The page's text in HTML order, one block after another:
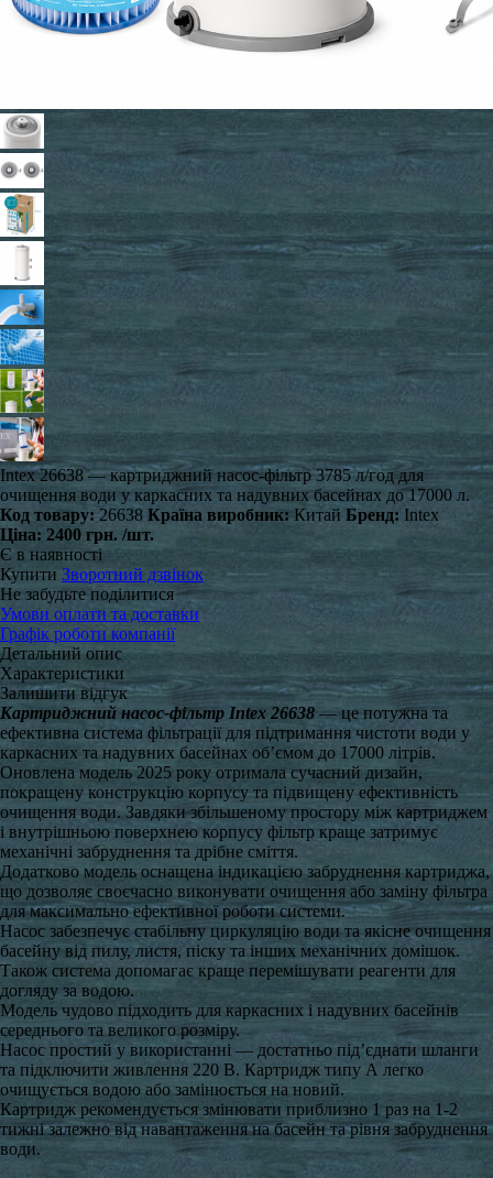
Intex 26638 — картриджний насос-фільтр 3785 л/год для
очищення води у каркасних та надувних басейнах до 17000 л.
Код товару: 26638 Країна виробник: Китай Бренд: Intex
Ціна: 2400 грн. /шт.
Є в наявності
Купити Зворотний дзвінок
Не забудьте поділитися
Умови оплати та доставки
Графік роботи компанії
Детальний опис
Характеристики
Залишити відгук
Картриджний насос-фільтр Intex 26638 — це потужна та
ефективна система фільтрації для підтримання чистоти води у
каркасних та надувних басейнах об’ємом до 17000 літрів.
Оновлена модель 2025 року отримала сучасний дизайн,
покращену конструкцію корпусу та підвищену ефективність
очищення води. Завдяки збільшеному простору між картриджем
і внутрішньою поверхнею корпусу фільтр краще затримує
механічні забруднення та дрібне сміття.
Додатково модель оснащена індикацією забруднення картриджа,
що дозволяє своєчасно виконувати очищення або заміну фільтра
для максимально ефективної роботи системи.
Насос забезпечує стабільну циркуляцію води та якісне очищення
басейну від пилу, листя, піску та інших механічних домішок.
Також система допомагає краще перемішувати реагенти для
догляду за водою.
Модель чудово підходить для каркасних і надувних басейнів
середнього та великого розміру.
Насос простий у використанні — достатньо під’єднати шланги
та підключити живлення 220 В. Картридж типу А легко
очищується водою або замінюється на новий.
Картридж рекомендується змінювати приблизно 1 раз на 1-2
тижні залежно від навантаження на басейн та рівня забруднення
води.